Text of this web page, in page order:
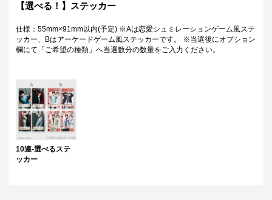
【選べる！】ステッカー
仕様：55mm×91mm以内(予定) ※Aは恋愛シュミレーションゲーム風ステ
ッカー、Bはアーケードゲーム風ステッカーです。 ※当選後にオプション
欄にて「ご希望の種類」へ当選数分の数量をご入力ください。
10連-選べるステ
ッカー